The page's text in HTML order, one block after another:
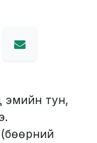
эмийн тун,